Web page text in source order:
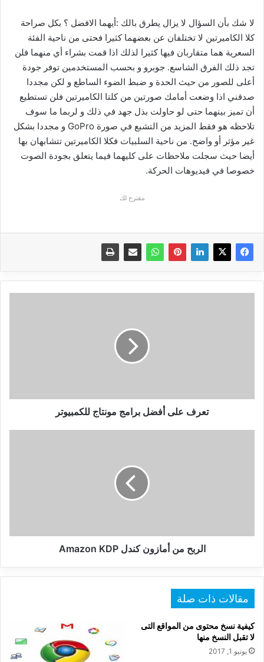
لا شك بأن السؤال لا يزال يطرق بالك :أيهما الافضل ؟ بكل صراحة
كلا الكاميرتين لا تختلفان عن بعضهما كثيرا فحتى من ناحية الفئة
السعرية هما متقاربان فيها كثيرا لذلك اذا قمت بشراء أي منهما فلن
تجد ذلك الفرق الشاسع. جوبرو و بحسب المستخدمين توفر جودة
أعلى للصور من حيث الحدة و ضبط الضوء الساطع و لكن مجددا
صدقني اذا وضعت أمامك صورتين من كلتا الكاميرتين فلن تستطيع
أن تميز بينهما حتى لو حاولت بذل جهد في ذلك و لربما ما سوف
تلاحظه هو فقط المزيد من التشبع في صورة GoPro و مجددا بشكل
غير مؤثر أو واضح. من ناحية السلبيات فكلا الكاميرتين تتشابهان بها
أيضا حيث سجلت ملاحظات على كليهما فيما يتعلق بجودة الصوت
خصوصا في فيديوهات الحركة.
مقترح لك
تعرف على أفضل برامج مونتاج للكمبيوتر
الربح من أمازون كندل Amazon KDP
مقالات ذات صلة
كيفية نسخ محتوى من المواقع التى
لا تقبل النسخ منها
يونيو 1, 2017